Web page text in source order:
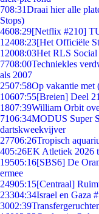
708:31Draai hier alle
Stops)
4608:29[Netflix #210]
12408:23[Het Officiële
12008:03Het RLS
7708:00Techniekles
als 2007
2507:58Op vakantie met
10607:55[Breien] Deel
1807:39William Orbit
7106:34MODUS Super
dartskweekvijver
27706:26Tropisch
405:26EK Atletiek 2026
19505:16[SBS6] De
ermee
24905:15[Centraal]
23304:34Israel en Gaza
3002:39